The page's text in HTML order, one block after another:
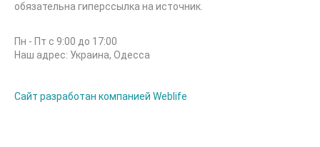
обязательна гиперссылка на источник.
Пн - Пт с 9:00 до 17:00
Наш адрес: Украина, Одесса
Сайт разработан компанией Weblife